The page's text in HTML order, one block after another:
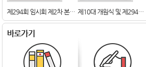
제294회 임시회 제2차 본회의 제10대 개원식 및 제294회 임시회 제1차 본회의
바로가기